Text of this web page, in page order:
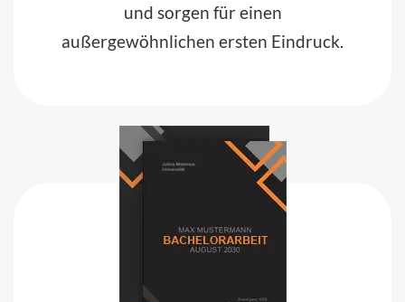
und sorgen für einen
außergewöhnlichen ersten Eindruck.